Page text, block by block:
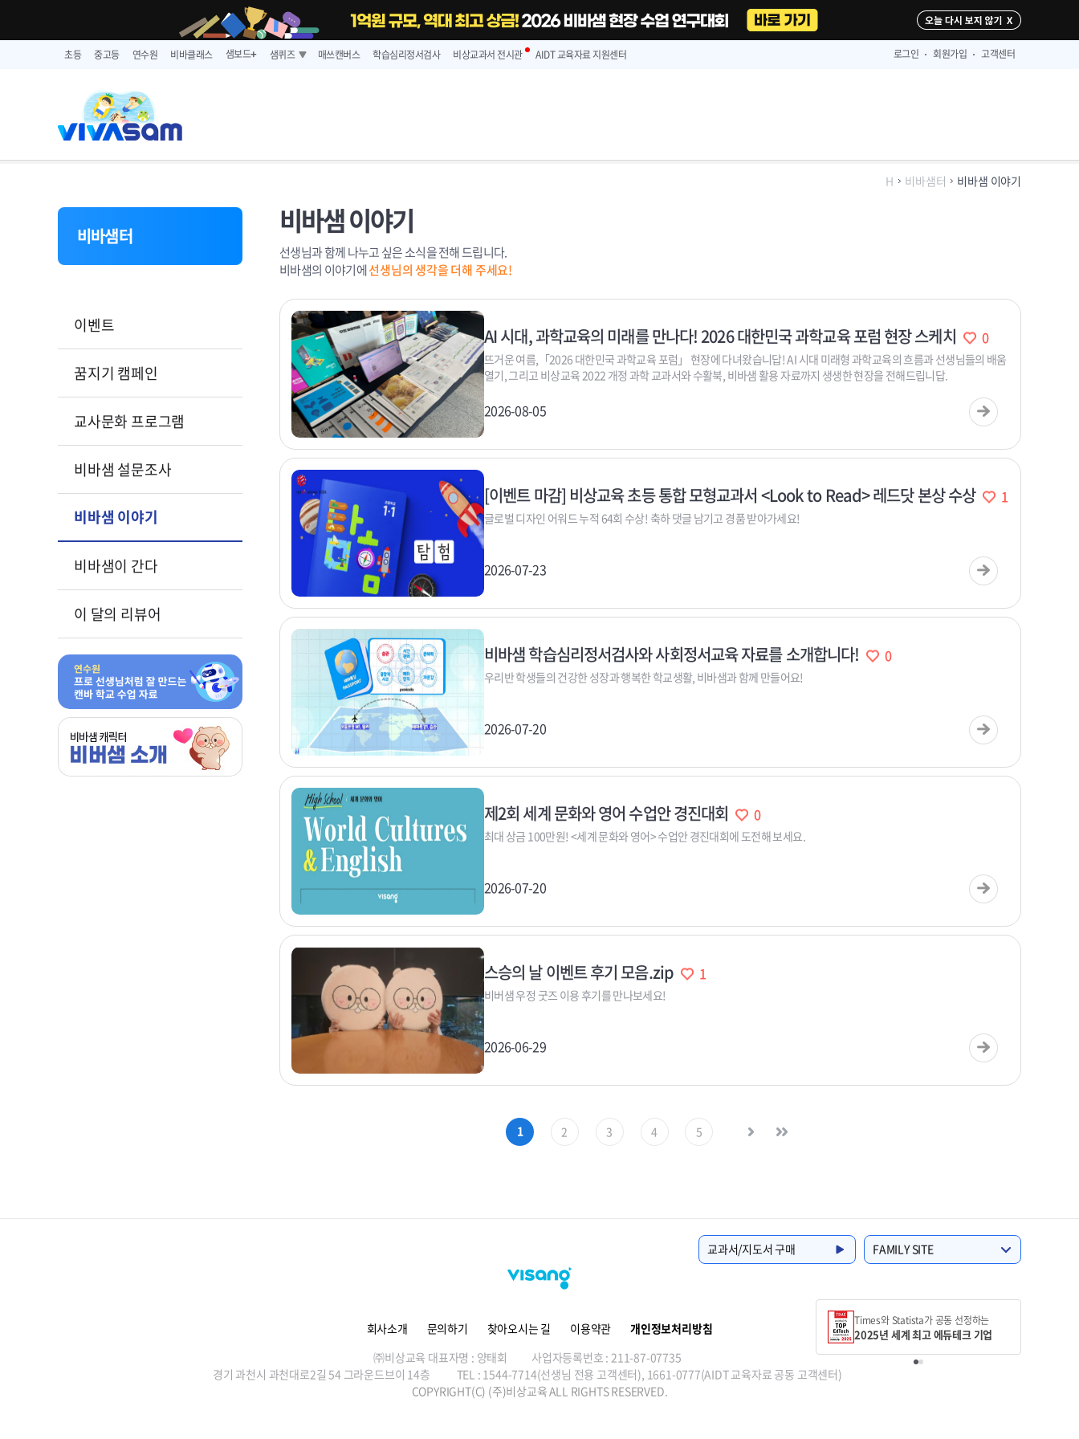
다시 보지 않기
초등 중고등 연수원 비바클래스 샘보드➕ 샘퀴즈 매쓰캔버스 학습심리정서검사 비상교과서 전시관 AIDT 교육자료 지원센터 로그인 회원가입 고객센터
비바샘터
이벤트
꿈지기 캠페인
교사문화 프로그램
비바샘 설문조사
비바샘 이야기
비바샘이 간다
이 달의 리뷰어
H 비바샘터 비바샘 이야기
비바샘 이야기
선생님과 함께 나누고 싶은 소식을 전해 드립니다.
비바샘의 이야기에선생님의 생각을 더해 주세요!
AI 시대, 과학교육의 미래를 만나다! 2026 대한민국 과학교육 포럼 현장 스케치 0
뜨거운 여름,「2026 대한민국 과학교육 포럼」 현장에 다녀왔습니답! AI 시대 미래형 과학교육의 흐름과 선생님들의 배움
열기, 그리고 비상교육 2022 개정 과학 교과서와 수활북, 비바샘 활용 자료까지 생생한 현장을 전해드립니답.
2026-08-05
[이벤트 마감] 비상교육 초등 통합 모형교과서 <Look to Read> 레드닷 본상 수상 1
글로벌 디자인 어워드 누적 64회 수상! 축하 댓글 남기고 경품 받아가세요!
2026-07-23
비바샘 학습심리정서검사와 사회정서교육 자료를 소개합니다! 0
우리반 학생들의 건강한 성장과 행복한 학교생활, 비바샘과 함께 만들어요!
2026-07-20
제2회 세계 문화와 영어 수업안 경진대회 0
최대 상금 100만원! <세계 문화와 영어> 수업안 경진대회에 도전해 보세요.
2026-07-20
스승의 날 이벤트 후기 모음.zip 1
비버샘 우정 굿즈 이용 후기를 만나보세요!
2026-06-29
1 2 3 4 5
회사소개 문의하기 찾아오시는 길 이용약관
개인정보처리방침
㈜비상교육 대표자명 : 양태회
사업자등록번호 : 211-87-07735
경기 과천시 과천대로2길 54 그라운드브이 14층
TEL : 1544-7714(선생님 전용 고객센터), 1661-0777(AIDT 교육자료 공동 고객센터)
COPYRIGHT(C) (주)비상교육 ALL RIGHTS RESERVED.
교과서/지도서 구매 FAMILY SITE
Times와 Statista가 공동 선정하는
2025년 세계 최고 에듀테크 기업